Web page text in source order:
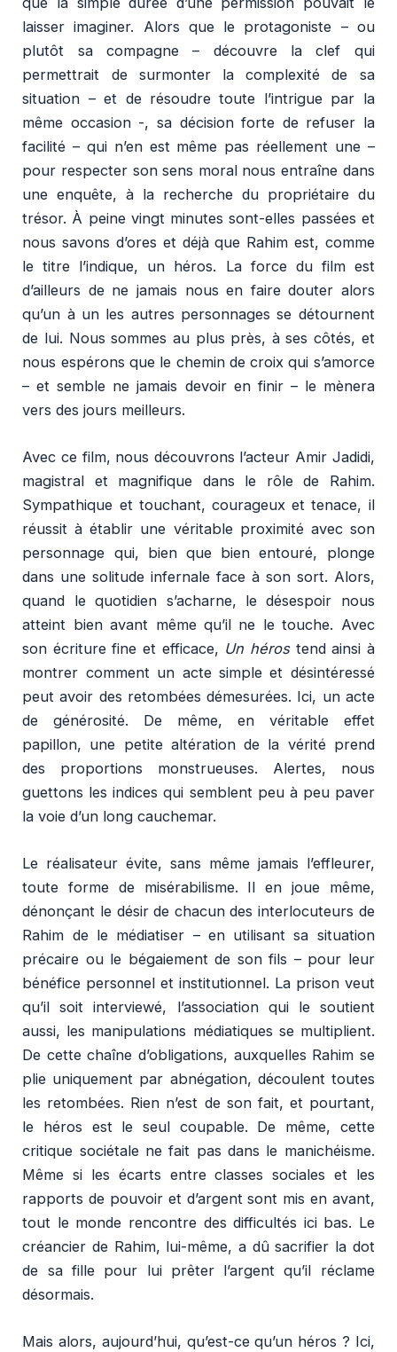
laisser imaginer. Alors que le protagoniste – ou
plutôt sa compagne – découvre la clef qui
permettrait de surmonter la complexité de sa
situation – et de résoudre toute l’intrigue par la
même occasion -, sa décision forte de refuser la
facilité – qui n’en est même pas réellement une –
pour respecter son sens moral nous entraîne dans
une enquête, à la recherche du propriétaire du
trésor. À peine vingt minutes sont-elles passées et
nous savons d’ores et déjà que Rahim est, comme
le titre l’indique, un héros. La force du film est
d’ailleurs de ne jamais nous en faire douter alors
qu’un à un les autres personnages se détournent
de lui. Nous sommes au plus près, à ses côtés, et
nous espérons que le chemin de croix qui s’amorce
– et semble ne jamais devoir en finir – le mènera
vers des jours meilleurs.
Avec ce film, nous découvrons l’acteur Amir Jadidi,
magistral et magnifique dans le rôle de Rahim.
Sympathique et touchant, courageux et tenace, il
réussit à établir une véritable proximité avec son
personnage qui, bien que bien entouré, plonge
dans une solitude infernale face à son sort. Alors,
quand le quotidien s’acharne, le désespoir nous
atteint bien avant même qu’il ne le touche. Avec
son écriture fine et efficace, Un hérostend ainsi à
montrer comment un acte simple et désintéressé
peut avoir des retombées démesurées. Ici, un acte
de générosité. De même, en véritable effet
papillon, une petite altération de la vérité prend
des proportions monstrueuses. Alertes, nous
guettons les indices qui semblent peu à peu paver
la voie d’un long cauchemar.
Le réalisateur évite, sans même jamais l’effleurer,
toute forme de misérabilisme. Il en joue même,
dénonçant le désir de chacun des interlocuteurs de
Rahim de le médiatiser – en utilisant sa situation
précaire ou le bégaiement de son fils – pour leur
bénéfice personnel et institutionnel. La prison veut
qu’il soit interviewé, l’association qui le soutient
aussi, les manipulations médiatiques se multiplient.
De cette chaîne d’obligations, auxquelles Rahim se
plie uniquement par abnégation, découlent toutes
les retombées. Rien n’est de son fait, et pourtant,
le héros est le seul coupable. De même, cette
critique sociétale ne fait pas dans le manichéisme.
Même si les écarts entre classes sociales et les
rapports de pouvoir et d’argent sont mis en avant,
tout le monde rencontre des difficultés ici bas. Le
créancier de Rahim, lui-même, a dû sacrifier la dot
de sa fille pour lui prêter l’argent qu’il réclame
désormais.
Mais alors, aujourd’hui, qu’est-ce qu’un héros ? Ici,